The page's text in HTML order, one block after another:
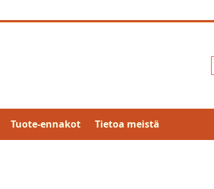
Tuote-ennakot Tietoa meistä